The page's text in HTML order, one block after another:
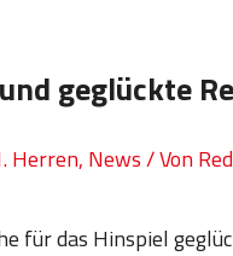
geglückte
Herren, News/ Von
für das Hinspiel